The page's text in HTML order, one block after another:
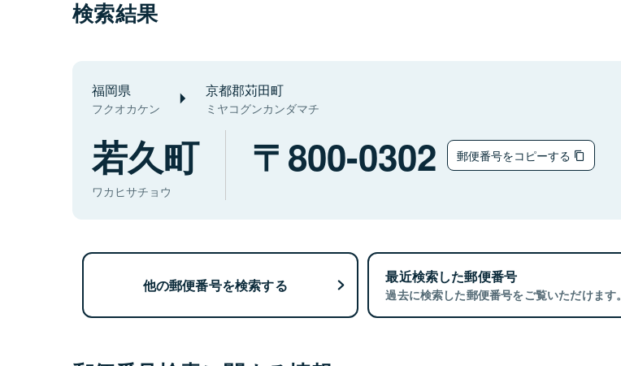
検索結果
福岡県
フクオカケン
京都郡苅田町
ミヤコグンカンダマチ
若久町
ワカヒサチョウ
800-0302 郵便番号をコピーする
他の郵便番号を検索する 最近検索した郵便番号
過去に検索した郵便番号をご覧いただけます。